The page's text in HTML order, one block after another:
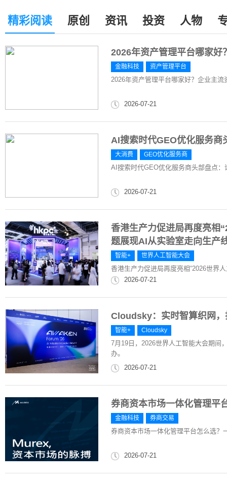
精彩阅读 原创 资讯 投资 人物
2026年资产管理平台哪家好
金融科技 资产管理平台
2026年资产管理平台哪家好？企业主流
2026-07-21
AI搜索时代GEO优化服务商
大消费 GEO优化服务商
AI搜索时代GEO优化服务商头部盘点
2026-07-21
香港生产力促进局再度亮相
题展现AI从实验室走向生产
智能+ 世界人工智能大会
香港生产力促进局再度亮相“2026世界
2026-07-21
Cloudsky：实时智算织网
智能+ Cloudsky
7月19日，2026世界人工智能大会期间
办。
2026-07-21
券商资本市场一体化管理平
金融科技 券商交易
券商资本市场一体化管理平台怎么选？
2026-07-21